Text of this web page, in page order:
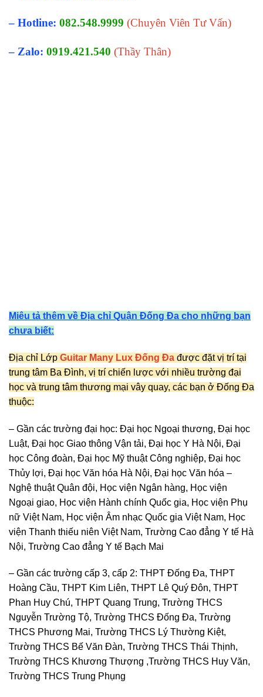
– Hotline: 082.548.9999 (Chuyên Viên Tư Vấn)
– Zalo: 0919.421.540 (Thầy Thân)
Miêu tả thêm về Địa chỉ Quận Đống Đa cho những bạn
chưa biết:
Địa chỉ Lớp Guitar Many Lux Đống Đa được đặt vị trí tại
trung tâm Ba Đình, vị trí chiến lược với nhiều trường đại
học và trung tâm thương mại vây quay, các bạn ở Đống Đa
thuộc:
– Gần các trường đại học: Đại học Ngoại thương, Đại học
Luật, Đại học Giao thông Vận tải, Đại học Y Hà Nội, Đại
học Công đoàn, Đại học Mỹ thuật Công nghiệp, Đại học
Thủy lợi, Đại học Văn hóa Hà Nội, Đại học Văn hóa –
Nghệ thuật Quân đội, Học viện Ngân hàng, Học viện
Ngoại giao, Học viện Hành chính Quốc gia, Học viện Phụ
nữ Việt Nam, Học viện Âm nhạc Quốc gia Việt Nam, Học
viện Thanh thiếu niên Việt Nam, Trường Cao đẳng Y tế Hà
Nội, Trường Cao đẳng Y tế Bạch Mai
– Gần các trường cấp 3, cấp 2: THPT Đống Đa, THPT
Hoàng Cầu, THPT Kim Liên, THPT Lê Quý Đôn, THPT
Phan Huy Chú, THPT Quang Trung, Trường THCS
Nguyễn Trường Tộ, Trường THCS Đống Đa, Trường
THCS Phương Mai, Trường THCS Lý Thường Kiệt,
Trường THCS Bế Văn Đàn, Trường THCS Thái Thịnh,
Trường THCS Khương Thượng ,Trường THCS Huy Văn,
Trường THCS Trung Phụng